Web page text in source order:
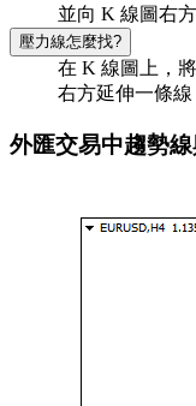
並向 K 線圖右
壓力線怎麼找?
在 K 線圖上，
右方延伸一條線
外匯交易中趨勢